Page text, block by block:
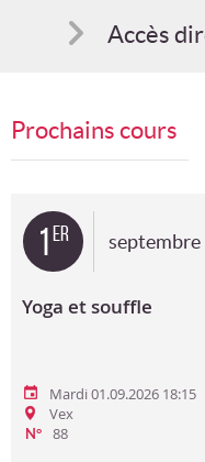
Accès
Prochains cours
1er septembre
Yoga et souffle
Mardi 01.09.2026 18:15
Vex
N°
88